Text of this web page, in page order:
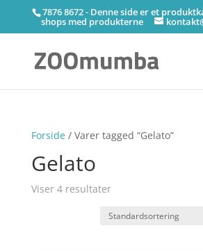
7876 8672 - Denne side er et
shops med produkterne
Forside/ Varer tagged “Gelato”
Gelato
Viser 4 resultater